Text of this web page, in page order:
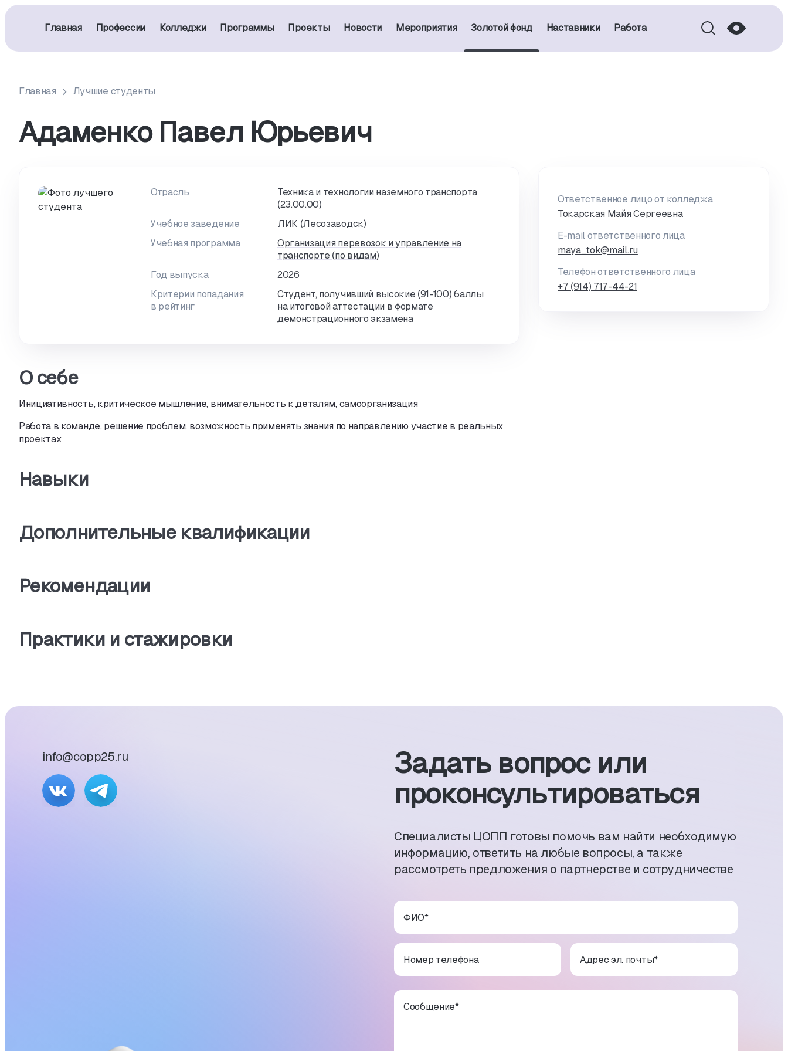
Главная Профессии Колледжи Программы Проекты Новости Мероприятия Золотой фонд Наставники Работа
Главная Лучшие студенты
Адаменко Павел Юрьевич
Отрасль
Техника и технологии наземного транспорта
(23.00.00)
Учебное заведение
ЛИК (Лесозаводск)
Учебная программа
Организация перевозок и управление на
транспорте (по видам)
Год выпуска
2026
Критерии попадания
в рейтинг
Студент, получивший высокие (91-100) баллы
на итоговой аттестации в формате
демонстрационного экзамена
Ответственное лицо от колледжа
Токарская Майя Сергеевна
E-mail ответственного лица
maya_tok@mail.ru
Телефон ответственного лица
+7 (914) 717-44-21
О себе
Инициативность, критическое мышление, внимательность к деталям, самоорганизация
Работа в команде, решение проблем, возможность применять знания по направлению участие в реальных
проектах
Навыки
Дополнительные квалификации
Рекомендации
Практики и стажировки
info@copp25.ru
Задать вопрос или
проконсуль­тиро­ваться
Специалисты ЦОПП готовы помочь вам найти необходимую
информацию, ответить на любые вопросы, а также
рассмотреть предложения о партнерстве и сотрудничестве
ФИО*
Номер телефона Адрес эл. почты*
Сообщение*